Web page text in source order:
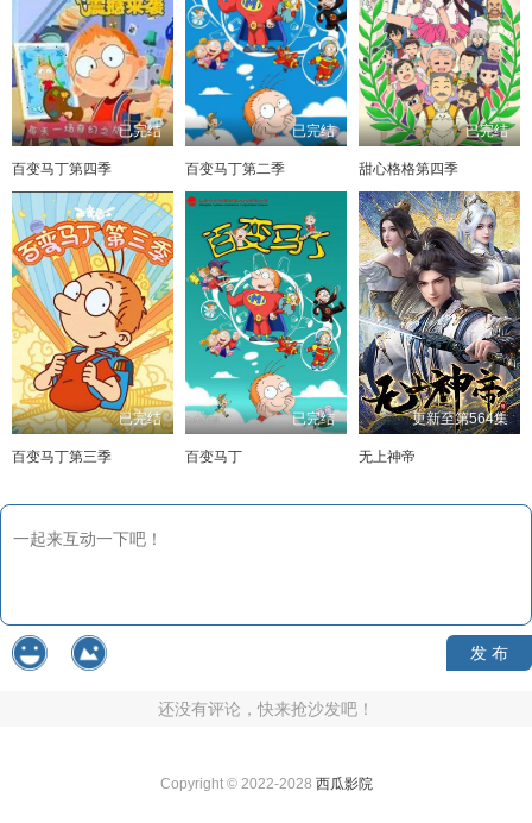
已完结
百变马丁第四季
已完结
百变马丁第二季
已完结
甜心格格第四季
已完结
百变马丁第三季
已完结
百变马丁
更新至第564集
无上神帝
发 布
还没有评论，快来抢沙发吧！
Copyright © 2022-2028 西瓜影院